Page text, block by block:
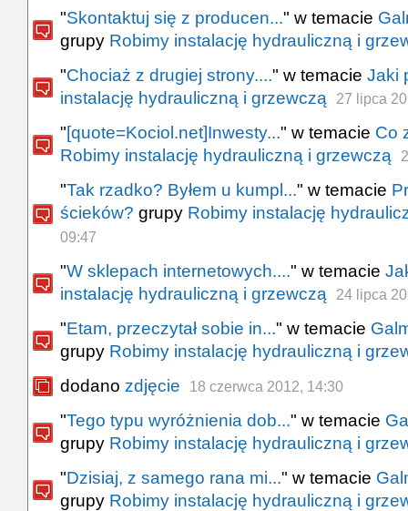
"Skontaktuj się z producen..." w temacie
grupy Robimy instalację hydrauliczną i
"Chociaż z drugiej strony...." w temacie Jaki
instalację hydrauliczną i grzewczą
27 lipca
"[quote=Kociol.net]Inwesty..." w temacie Co
Robimy instalację hydrauliczną i grzewczą
"Tak rzadko? Byłem u kumpl..." w temacie
ścieków? grupy Robimy instalację
09:47
"W sklepach internetowych...." w temacie
instalację hydrauliczną i grzewczą
24 lipca
"Etam, przeczytał sobie in..." w temacie
grupy Robimy instalację hydrauliczną i
dodano zdjęcie 18 czerwca 2012, 14:30
"Tego typu wyróżnienia dob..." w temacie
grupy Robimy instalację hydrauliczną i
"Dzisiaj, z samego rana mi..." w temacie
grupy Robimy instalację hydrauliczną i